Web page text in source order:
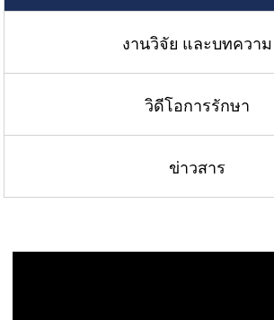
งานวิจัย และบทความ
วิดีโอการรักษา
ข่าวสาร